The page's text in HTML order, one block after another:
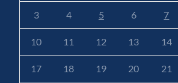
3 4 5 6 7
10 11 12 13 14
17 18 19 20 21